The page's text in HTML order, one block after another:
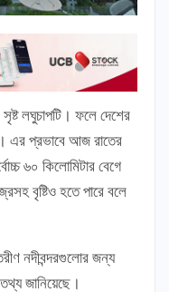
লঘুচাপটি। ফলে দেশের
এর প্রভাবে আজ রাতের
৬০ কিলোমিটার বেগে
বৃষ্টিও হতে পারে বলে
নদীবন্দরগুলোর জন্য
জানিয়েছে।